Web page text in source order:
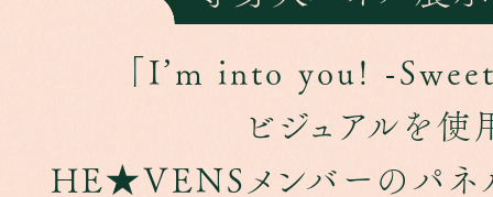
「I’m into you! -
ビジュアルを使
HE★VENSメンバーのパネ